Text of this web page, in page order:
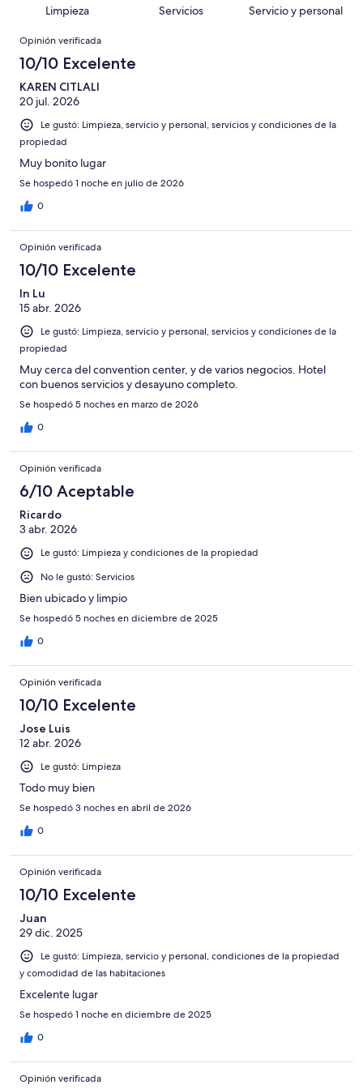
opiniones
opiniones
de
3278
opiniones
Basada
103
de
opiniones
Terrible.
Basada
de
3278
opiniones
Limpieza Servicios Servicio y personal
Opiniones
Opinión verificada
10/10 Excelente
KAREN CITLALI
20 jul. 2026
Le gustó: Limpieza, servicio y personal, servicios y condiciones de la
propiedad
Muy bonito lugar
Se hospedó 1 noche en julio de 2026
0
Opinión verificada
10/10 Excelente
In Lu
15 abr. 2026
Le gustó: Limpieza, servicio y personal, servicios y condiciones de la
propiedad
Muy cerca del convention center, y de varios negocios. Hotel
con buenos servicios y desayuno completo.
Se hospedó 5 noches en marzo de 2026
0
Opinión verificada
6/10 Aceptable
Ricardo
3 abr. 2026
Le gustó: Limpieza y condiciones de la propiedad
No le gustó: Servicios
Bien ubicado y limpio
Se hospedó 5 noches en diciembre de 2025
0
Opinión verificada
10/10 Excelente
Jose Luis
12 abr. 2026
Le gustó: Limpieza
Todo muy bien
Se hospedó 3 noches en abril de 2026
0
Opinión verificada
10/10 Excelente
Juan
29 dic. 2025
Le gustó: Limpieza, servicio y personal, condiciones de la propiedad
y comodidad de las habitaciones
Excelente lugar
Se hospedó 1 noche en diciembre de 2025
0
Opinión verificada